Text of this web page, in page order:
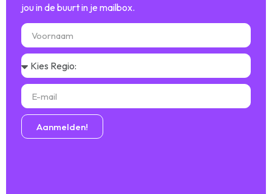
jou in de buurt in je mailbox.
Aanmelden!